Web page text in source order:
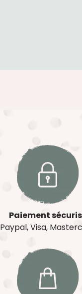
Paiement
Paypal, Visa,